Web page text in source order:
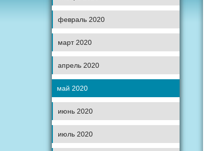
февраль 2020
март 2020
апрель 2020
май 2020
июнь 2020
июль 2020